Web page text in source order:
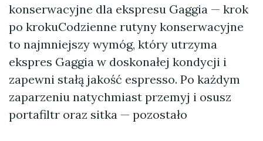
konserwacyjne dla ekspresu Gaggia — krok
po krokuCodzienne rutyny konserwacyjne
to najmniejszy wymóg, który utrzyma
ekspres Gaggia w doskonałej kondycji i
zapewni stałą jakość espresso. Po każdym
zaparzeniu natychmiast przemyj i osusz
portafiltr oraz sitka — pozostało